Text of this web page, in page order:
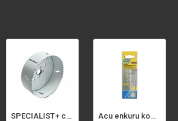
SPECIALIST+ caurumu zāģis BI-METAL, 98 mm Acu enkuru komplekts, 3-13 mm, Rapid, 12 gab.